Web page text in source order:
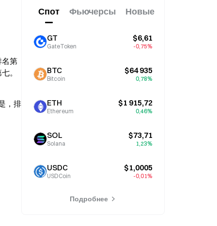
名第
。
，排
Спот Фьючерсы Новые
GT
GateToken
$6,61
-0,75%
BTC
Bitcoin
$64 935
0,78%
ETH
Ethereum
$1 915,72
0,46%
SOL
Solana
$73,71
1,23%
USDC
USDCoin
$1,0005
-0,01%
Подробнее